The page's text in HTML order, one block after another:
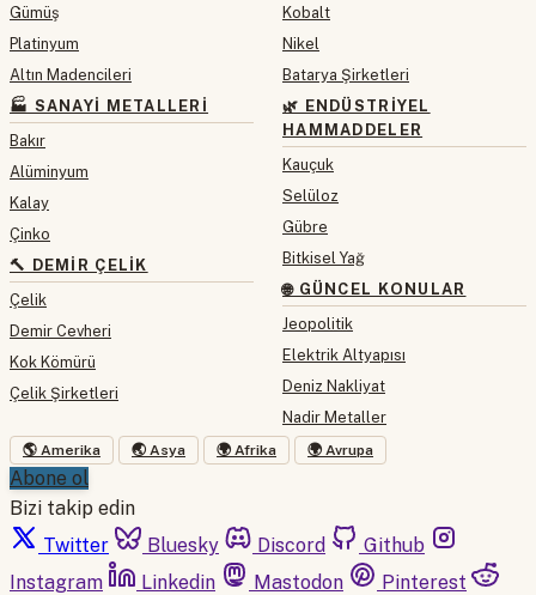
Gümüş
Platinyum
Altın Madencileri
🏭 SANAYI METALLERI
Bakır
Alüminyum
Kalay
Çinko
🔨 DEMIR ÇELIK
Çelik
Demir Cevheri
Kok Kömürü
Çelik Şirketleri
Kobalt
Nikel
Batarya Şirketleri
🌿 ENDÜSTRIYEL
HAMMADDELER
Kauçuk
Selüloz
Gübre
Bitkisel Yağ
🌐 GÜNCEL KONULAR
Jeopolitik
Elektrik Altyapısı
Deniz Nakliyat
Nadir Metaller
🌎 Amerika 🌏 Asya 🌍 Afrika 🌍 Avrupa
Abone ol
Bizi takip edin
Twitter
Bluesky Discord
Github
Instagram
Linkedin Mastodon
Pinterest